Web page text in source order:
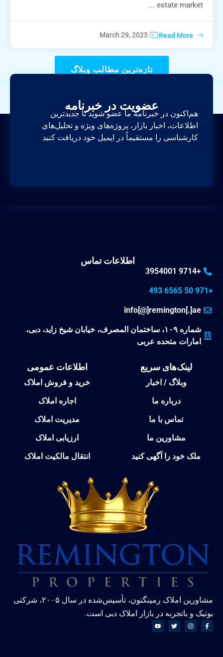
estate market ...
March 29, 2025 Read More
تازه‌ترین مطالب وبلاگ
عضویت در خبرنامه
هم‌اکنون در خبرنامه ما عضو شوید تا جدیدترین
اطلاعات، اخبار بازار، پروژه‌های ویژه و تحلیل‌های
کارشناسی را مستقیماً در ایمیل خود دریافت کنید
اطلاعات تماس
+9714 3954001
+971 50 6565 493
info[@]remington[.]ae
شماره ۱۰۹، ساختمان المصرف، خیابان شیخ زاید، دبی،
امارات متحده عربی
لینک‌های سریع
وبلاگ / اخبار
درباره ما
تماس با ما
مشاورین ما
ملک خود را آگهی کنید
اطلاعات عمومی
خرید و فروش املاک
اجاره املاک
مدیریت املاک
ارزیابی املاک
انتقال مالکیت املاک
مشاورین املاک رمینگتون، تأسیس‌شده در سال ۲۰۰۵، شرکتی
بوتیک و باتجربه در بازار املاک دبی است.